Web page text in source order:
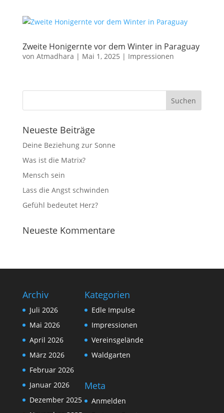
Zweite Honigernte vor dem Winter in Paraguay
von Atmadhara | Mai 1, 2025 | Impressionen
Neueste Beiträge
Deine Beziehung zur Sonne
Was ist die Matrix?
Mensch sein
Lass die Angst schwinden
Gefühl bedeutet Herz?
Neueste Kommentare
Archiv
Juli 2026
Mai 2026
April 2026
März 2026
Februar 2026
Januar 2026
Dezember 2025
Kategorien
Edle Impulse
Impressionen
Vereinsgelände
Waldgarten
Meta
Anmelden